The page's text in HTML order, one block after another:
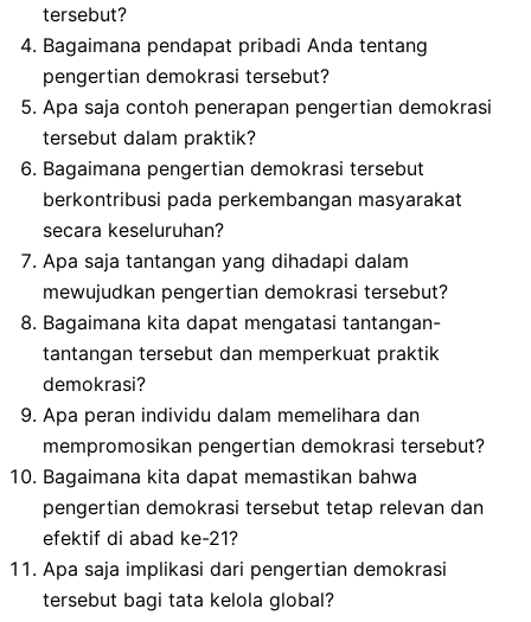
tersebut?
Bagaimana pendapat pribadi Anda tentang
pengertian demokrasi tersebut?
Apa saja contoh penerapan pengertian demokrasi
tersebut dalam praktik?
Bagaimana pengertian demokrasi tersebut
berkontribusi pada perkembangan masyarakat
secara keseluruhan?
Apa saja tantangan yang dihadapi dalam
mewujudkan pengertian demokrasi tersebut?
Bagaimana kita dapat mengatasi tantangan-
tantangan tersebut dan memperkuat praktik
demokrasi?
Apa peran individu dalam memelihara dan
mempromosikan pengertian demokrasi tersebut?
Bagaimana kita dapat memastikan bahwa
pengertian demokrasi tersebut tetap relevan dan
efektif di abad ke-21?
Apa saja implikasi dari pengertian demokrasi
tersebut bagi tata kelola global?